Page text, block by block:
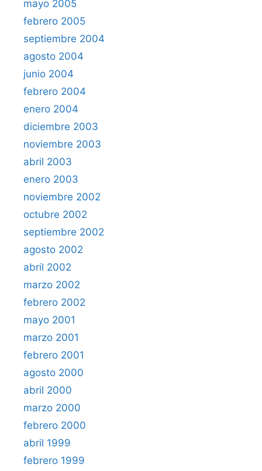
mayo 2005
febrero 2005
septiembre 2004
agosto 2004
junio 2004
febrero 2004
enero 2004
diciembre 2003
noviembre 2003
abril 2003
enero 2003
noviembre 2002
octubre 2002
septiembre 2002
agosto 2002
abril 2002
marzo 2002
febrero 2002
mayo 2001
marzo 2001
febrero 2001
agosto 2000
abril 2000
marzo 2000
febrero 2000
abril 1999
febrero 1999